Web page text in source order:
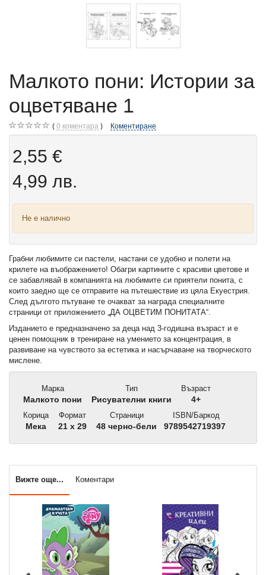
Малкото пони: Истории за
оцветяване 1
0 коментара Коментиране
2,55 €
4,99 лв.
Не е налично
Грабни любимите си пастели, настани се удобно и полети на
крилете на въображението! Обагри картините с красиви цветове и
се забавлявай в компанията на любимите си приятели понита, с
които заедно ще се отправите на пътешествие из цяла Екуестрия.
След дългото пътуване те очакват за награда специалните
страници от приложението „ДА ОЦВЕТИМ ПОНИТАТА“.
Изданието е предназначено за деца над 3-годишна възраст и е
ценен помощник в трениране на умението за концентрация, в
развиване на чувството за естетика и насърчаване на творческото
мислене.
Марка
Малкото пони
Тип
Рисувателни книги
Възраст
4+
Корица
Мека
Формат
21 x 29
Страници
48 черно-бели
ISBN/Баркод
9789542719397
Вижте още... Коментари